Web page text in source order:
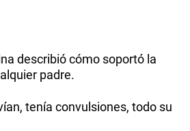
describió cómo soportó la
padre.
tenía convulsiones, todo su